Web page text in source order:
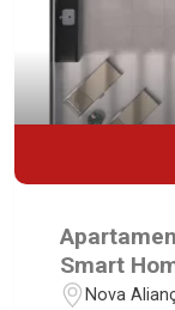
Smart
Shopping
Nova